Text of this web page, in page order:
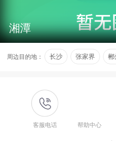
湘潭
周边目的地： 长沙 张家界 郴
客服电话 帮助中心